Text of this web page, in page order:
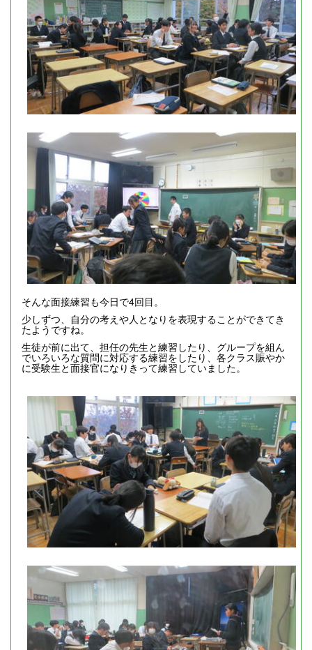
そんな面接練習も今日で4回目。
少しずつ、自分の考えや人となりを表現することができてき
たようですね。
生徒が前に出て、担任の先生と練習したり、グループを組ん
でいろいろな質問に対応する練習をしたり、各クラス賑やか
に受験生と面接官になりきって練習していました。